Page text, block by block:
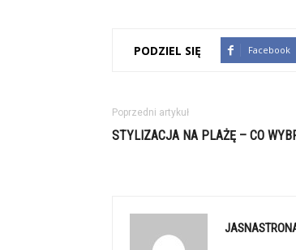
PODZIEL SIĘ Facebook
Poprzedni artykuł
STYLIZACJA NA PLAŻĘ – CO